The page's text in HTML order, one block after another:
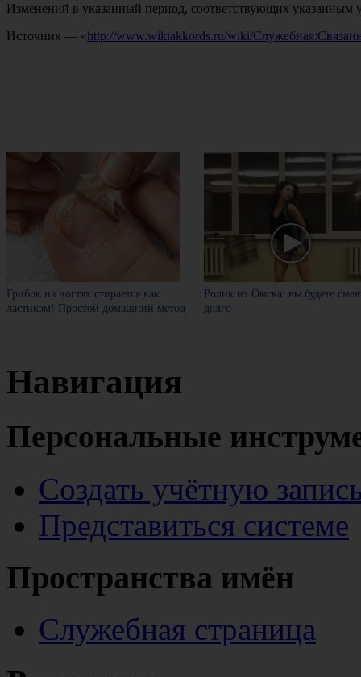
Изменений в указанный период, соответствующих указанным
Источник — «http://www.wikiakkords.ru/wiki/
Грибок на ногтях стирается как
ластиком! Простой домашний метод
Ролик из Омска: вы будете
долго
Навигация
Персональные
Создать учётную
Представиться системе
Пространства имён
Служебная страница